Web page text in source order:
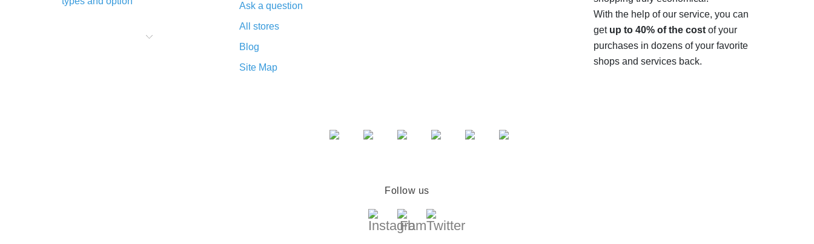
purchases on AliExpress - short and
Ask a question
All stores
Blog
Site Map
With the help of our service, you can
get up to 40% of the costof your
purchases in dozens of your favorite
shops and services back.
Follow us